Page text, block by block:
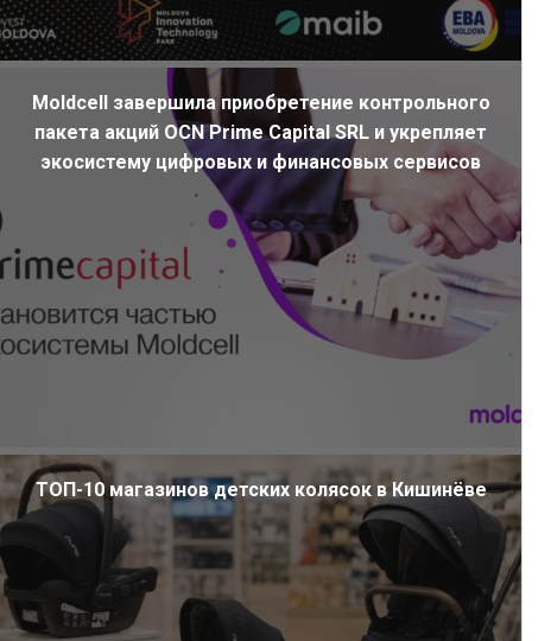
Moldcell завершила приобретение контрольного
пакета акций OCN Prime Capital SRL и укрепляет
экосистему цифровых и финансовых сервисов
ТОП-10 магазинов детских колясок в Кишинёве